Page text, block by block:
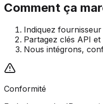
Comment ça
Indiquez
Partagez clés API
Nous intégrons,
Conformité